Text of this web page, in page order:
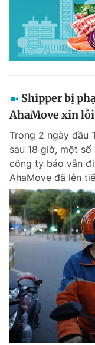
Shipper bị
AhaMove xin
Trong 2 ngày đầu
sau 18 giờ, một
công ty báo vẫn
AhaMove đã lên